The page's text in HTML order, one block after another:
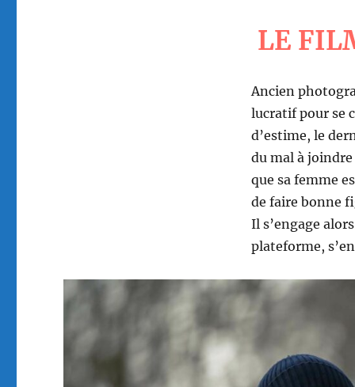
LE
Ancien
lucratif pour se
d’estime, le
du mal à
que sa femme
de faire bonne
Il s’engage
plateforme,